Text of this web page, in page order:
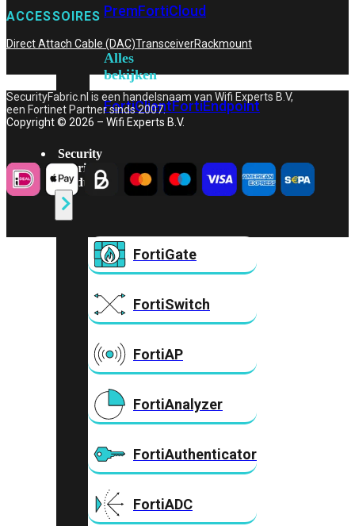
PremFortiCloud
Alles
bekijken
FortiClientFortiEndpoint
Security
Fabric
Producten
FortiGate
FortiSwitch
FortiAP
FortiAnalyzer
FortiAuthenticator
FortiADC
ACCESSOIRES
Direct Attach Cable (DAC)TransceiverRackmount
SecurityFabric.nl is een handelsnaam van Wifi Experts B.V,
een Fortinet Partner sinds 2007.
Copyright © 2026 – Wifi Experts B.V.